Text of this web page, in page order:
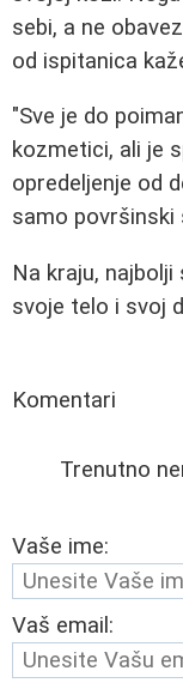
sebi, a ne
od ispitanica
"Sve je do
kozmetici, ali je
opredeljenje od
samo površinski
Na kraju,
svoje telo i svoj
Komentari
Trenutno
Vaše ime:
Vaš email: